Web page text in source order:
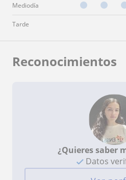
Mediodía
Tarde
Reconocimientos
¿Quieres saber
Datos